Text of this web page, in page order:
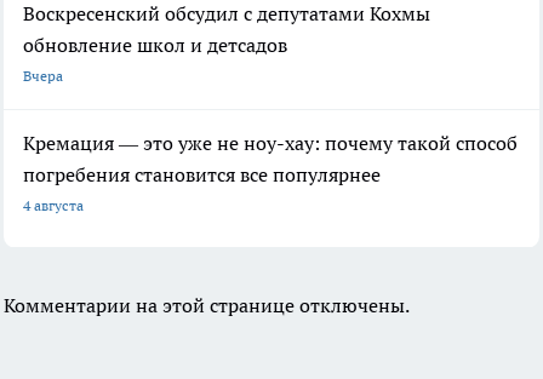
Воскресенский обсудил с депутатами Кохмы
обновление школ и детсадов
Вчера
Кремация — это уже не ноу-хау: почему такой способ
погребения становится все популярнее
4 августа
Комментарии на этой странице отключены.